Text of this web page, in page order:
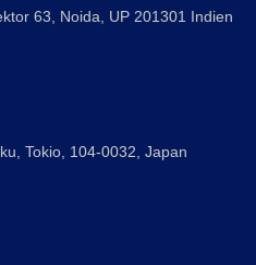
63, Noida, UP 201301 Indien
Tokio, 104-0032, Japan